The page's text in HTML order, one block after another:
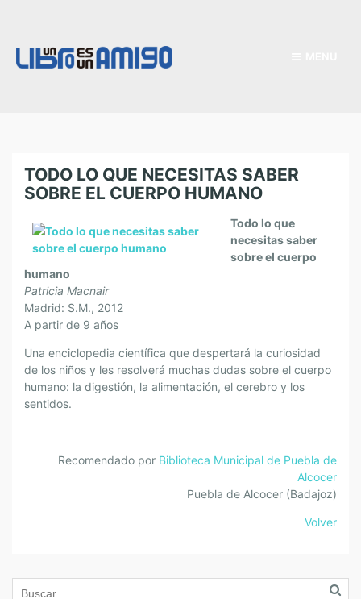
TODO LO QUE NECESITAS SABER
SOBRE EL CUERPO HUMANO
Todo lo que
necesitas saber
sobre el cuerpo
humano
Patricia Macnair
Madrid: S.M., 2012
A partir de 9 años
Una enciclopedia científica que despertará la curiosidad
de los niños y les resolverá muchas dudas sobre el cuerpo
humano: la digestión, la alimentación, el cerebro y los
sentidos.
Recomendado por Biblioteca Municipal de Puebla de
Alcocer
Puebla de Alcocer (Badajoz)
Volver